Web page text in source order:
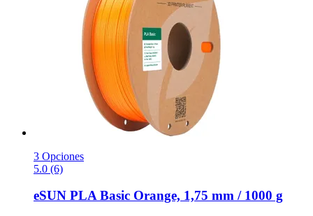
3 Opciones
5.0 (6)
eSUN PLA Basic Orange, 1,75 mm / 1000 g